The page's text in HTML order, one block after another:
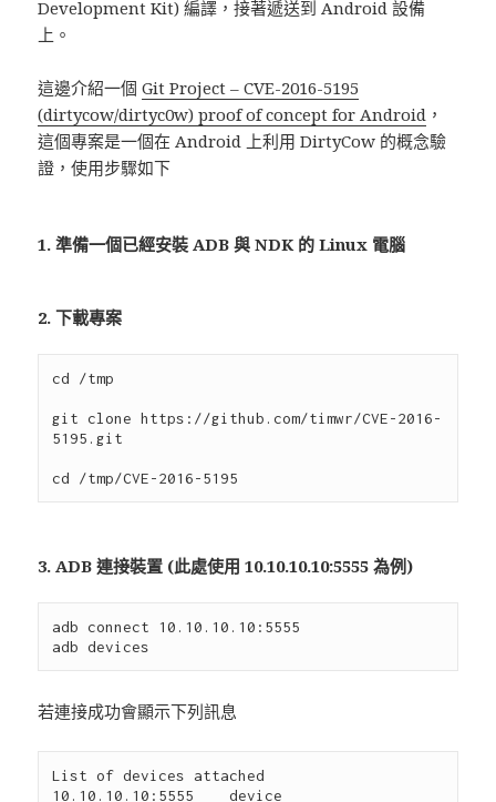
Development Kit) 編譯，接著遞送到 Android 設備
上。
這邊介紹一個Git Project – CVE-2016-5195
(dirtycow/dirtyc0w) proof of concept for Android ，
這個專案是一個在 Android 上利用 DirtyCow 的概念驗
證，使用步驟如下
1. 準備一個已經安裝 ADB 與 NDK 的 Linux 電腦
2. 下載專案
cd /tmp
git clone https://github.com/timwr/CVE-2016-
5195.git
3. ADB 連接裝置 (此處使用 10.10.10.10:5555 為例)
adb connect 10.10.10.10:5555
若連接成功會顯示下列訊息
List of devices attached